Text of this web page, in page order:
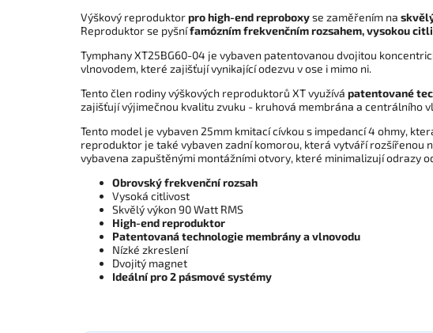
Výškový reproduktorpro high-end reproboxyse zaměřením na
Reproduktor se pyšnífamózním frekvenčním rozsahem, vysokou
Tymphany XT25BG60-04 je vybaven patentovanou dvojitou
vlnovodem, které zajišťují vynikající odezvu v ose i mimo ni.
Tento člen rodiny výškových reproduktorů XT využívá patentované
zajišťují výjimečnou kvalitu zvuku - kruhová membrána a centrálního
Tento model je vybaven 25mm kmitací cívkou s impedancí 4 ohmy,
reproduktor je také vybaven zadní komorou, která vytváří rozšířenou
vybavena zapuštěnými montážními otvory, které minimalizují odrazy
Obrovský frekvenční rozsah
Vysoká citlivost
Skvělý výkon 90 Watt RMS
High-end reproduktor
Patentovaná technologie membrány a vlnovodu
Nízké zkreslení
Dvojitý magnet
Ideální pro 2 pásmové systémy